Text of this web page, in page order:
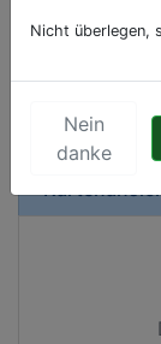
Ihr
Nicht überlegen,
Nein
danke